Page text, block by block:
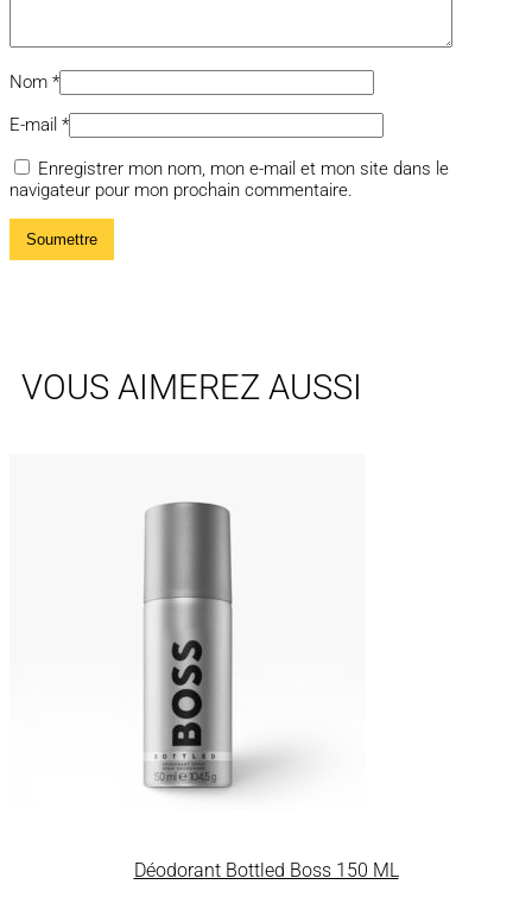
Nom *
E-mail *
Enregistrer mon nom, mon e-mail et mon site dans le
navigateur pour mon prochain commentaire.
VOUS AIMEREZ AUSSI
Déodorant Bottled Boss 150 ML